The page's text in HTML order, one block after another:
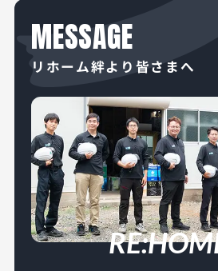
MESSAGE
リホーム絆より皆さまへ